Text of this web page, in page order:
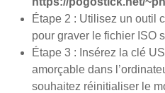
Étape 2 : Utilisez un outil
pour graver le fichier ISO
Étape 3 : Insérez la clé
amorçable dans
souhaitez réinitialiser le